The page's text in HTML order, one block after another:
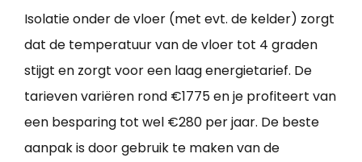
Isolatie onder de vloer (met evt. de kelder) zorgt
dat de temperatuur van de vloer tot 4 graden
stijgt en zorgt voor een laag energietarief. De
tarieven variëren rond €1775 en je profiteert van
een besparing tot wel €280 per jaar. De beste
aanpak is door gebruik te maken van de